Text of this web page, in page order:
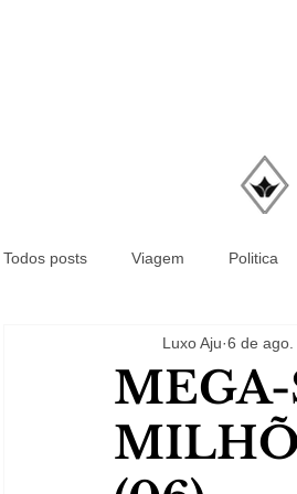
Todos posts Viagem Politica
MEGA-
Luxo Aju 6 de